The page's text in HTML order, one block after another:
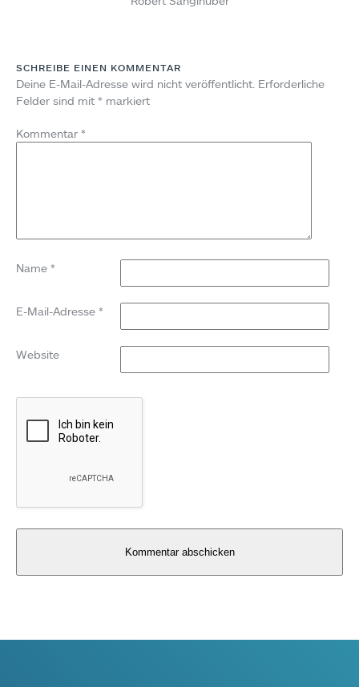
SCHREIBE EINEN KOMMENTAR
Deine E-Mail-Adresse wird nicht veröffentlicht. Erforderliche
Felder sind mit * markiert
Kommentar *
Name *
E-Mail-Adresse *
Website